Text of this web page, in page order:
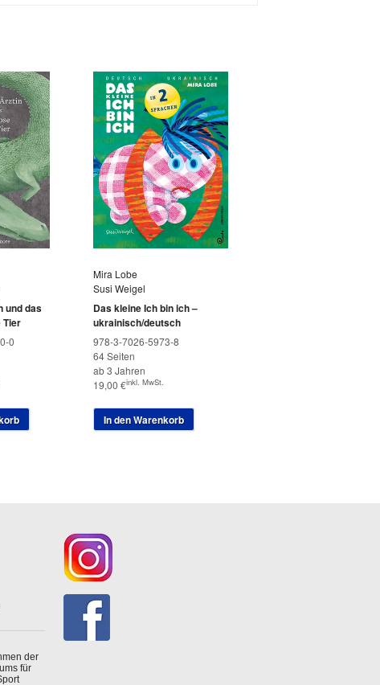
und das
Tier
0
Mira Lobe
Susi Weigel
Das kleine Ich bin ich –
ukrainisch/deutsch
978-3-7026-5973-8
64 Seiten
ab 3 Jahren
19,00 €inkl. MwSt.
In den Warenkorb
der
für